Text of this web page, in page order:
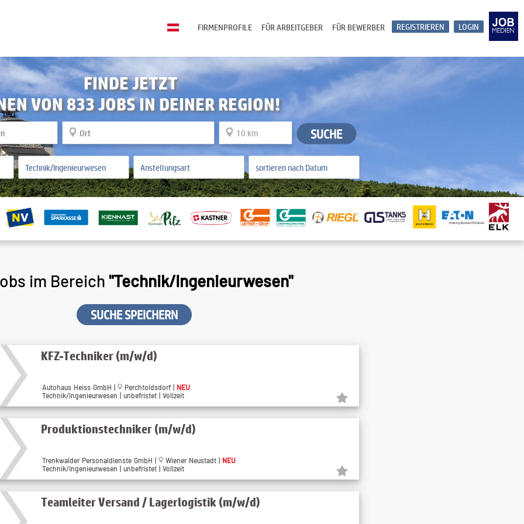
LOGIN
REGISTRIEREN
FÜR BEWERBER
FÜR ARBEITGEBER
FIRMENPROFILE
FINDE JETZT
VON 833 JOBS IN DEINER REGION!
SUCHE
im Bereich "Technik/Ingenieurwesen"
SUCHE SPEICHERN
KFZ-Techniker (m/w/d)
Autohaus Heiss GmbH | Perchtoldsdorf | NEU
Technik/Ingenieurwesen | unbefristet | Vollzeit
Produktionstechniker (m/w/d)
Trenkwalder Personaldienste GmbH | Wiener Neustadt | NEU
Technik/Ingenieurwesen | unbefristet | Vollzeit
Teamleiter Versand / Lagerlogistik (m/w/d)